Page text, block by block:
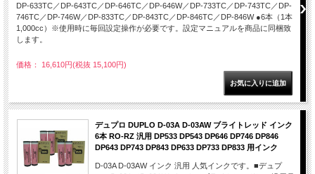
DP-633TC／DP-643TC／DP-646TC／DP-646W／DP-733TC／DP-743TC／DP-
746TC／DP-746W／DP-833TC／DP-843TC／DP-846TC／DP-846W ●6本（1本
1,000cc）※使用時に毎回設定操作が必要です。設定マニュアルを商品に同梱致
します。
価格： 16,610円(税抜 15,100円)
デュプロ DUPLO D-03A D-03AW ブライトレッド インク
6本 RO-RZ 汎用 DP533 DP543 DP646 DP746 DP846
DP643 DP743 DP843 DP633 DP733 DP833 用インク
D-03A D-03AW インク 汎用 人気インクです。■デュプ